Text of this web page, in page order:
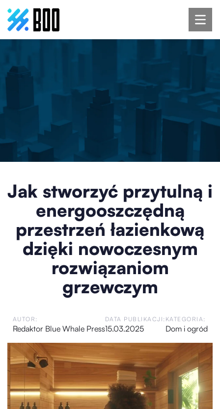
Jak stworzyć przytulną i
energooszczędną
przestrzeń łazienkową
dzięki nowoczesnym
rozwiązaniom
grzewczym
AUTOR:
Redaktor Blue Whale Press
DATA PUBLIKACJI:
15.03.2025
KATEGORIA:
Dom i ogród